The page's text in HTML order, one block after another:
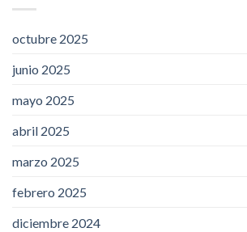
octubre 2025
junio 2025
mayo 2025
abril 2025
marzo 2025
febrero 2025
diciembre 2024